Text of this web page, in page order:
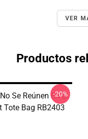
VER
Productos
Se Reúnen En El
Tote Bag RB2403
-20%